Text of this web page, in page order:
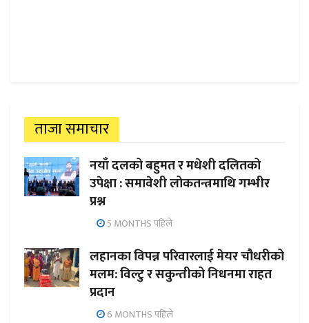
ताजा समाचार
नयाँ दलको बहुमत र मधेशी दलितको
उपेक्षा : समावेशी लोकतन्त्रमाथि गम्भीर
प्रश्न
5 MONTHS पहिले
लहानका विपन्न परिवारलाई मेयर चौधरीको
मलम: विल्टु र सकुन्तीको निधनमा राहत
प्रदान
6 MONTHS पहिले